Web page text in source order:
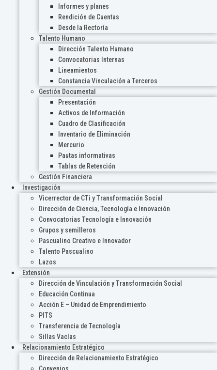
Informes y planes
Rendición de Cuentas
Desde la Rectoría
Talento Humano
Dirección Talento Humano
Convocatorias Internas
Lineamientos
Constancia Vinculación a Terceros
Gestión Documental
Presentación
Activos de Información
Cuadro de Clasificación
Inventario de Eliminación
Mercurio
Pautas informativas
Tablas de Retención
Gestión Financiera
Investigación
Vicerrector de CTi y Transformación Social
Dirección de Ciencia, Tecnología e Innovación
Convocatorias Tecnología e Innovación
Grupos y semilleros
Pascualino Creativo e Innovador
Talento Pascualino
Lazos
Extensión
Dirección de Vinculación y Transformación Social
Educación Continua
Acción E – Unidad de Emprendimiento
PITS
Transferencia de Tecnología
Sillas Vacías
Relacionamiento Estratégico
Dirección de Relacionamiento Estratégico